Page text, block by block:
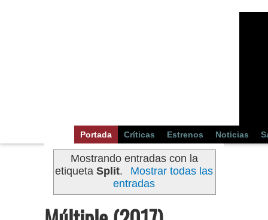
Portada Críticas Estrenos Noticias
Mostrando entradas con la
etiquetaSplit.
Mostrar todas las
entradas